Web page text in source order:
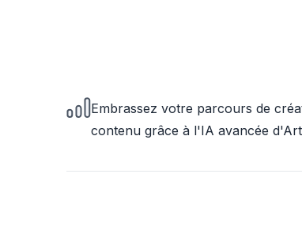
Embrassez votre parcours de
contenu grâce à l'IA avancée